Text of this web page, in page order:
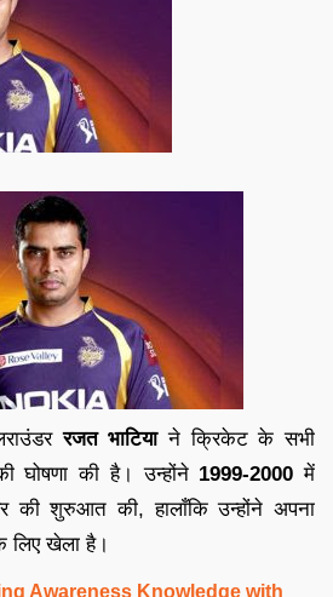
रजत भाटियाने क्रिकेट के सभी
घोषणा की है। उन्होंने 1999-2000 में
की शुरुआत की, हालाँकि उन्होंने अपना
लिए खेला है।
Awareness Knowledge with